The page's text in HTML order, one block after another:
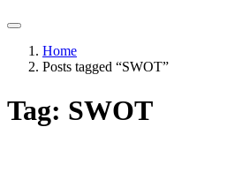
Home
Posts tagged “SWOT”
Tag: SWOT